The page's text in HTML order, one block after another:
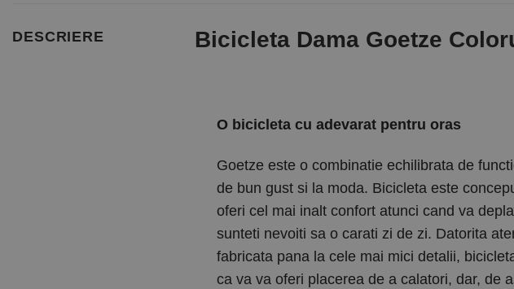
DESCRIERE Bicicleta Dama Goetze
O bicicleta cu adevarat pentru oras
Goetze este o combinatie echilibrata de
de bun gust si la moda. Bicicleta este
oferi cel mai inalt confort atunci cand va
sunteti nevoiti sa o carati zi de zi. Datorita
fabricata pana la cele mai mici detalii,
ca va va oferi placerea de a calatori, dar, de